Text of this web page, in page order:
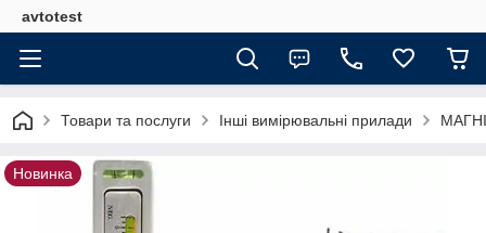
avtotest
Товари та послуги Інші вимірювальні прилади
Новинка